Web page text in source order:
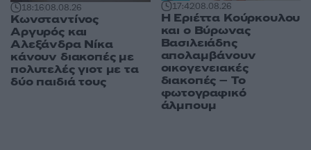
18:1608.08.26
Κωνσταντίνος
Αργυρός και
Αλεξάνδρα Νίκα
κάνουν διακοπές με
πολυτελές γιοτ με τα
δύο παιδιά τους
17:4208.08.26
Η Εριέττα Κούρκουλου
και ο Βύρωνας
Βασιλειάδης
απολαμβάνουν
οικογενειακές
διακοπές – Το
φωτογραφικό
άλμπουμ